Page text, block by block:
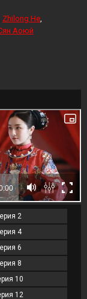
Zhilong He
Аоюй
2
4
6
8
10
12